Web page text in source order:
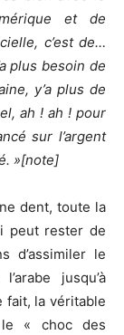
et de
c’est de…
plus besoin de
y’a plus de
ah ! ah ! pour
sur l’argent
»[note]
dent, toute la
peut rester de
d’assimiler le
jusqu’à
fait, la véritable
« choc des